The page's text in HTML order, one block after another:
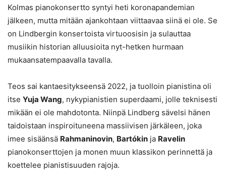
Kolmas pianokonsertto syntyi heti koronapandemian
jälkeen, mutta mitään ajankohtaan viittaavaa siinä ei ole. Se
on Lindbergin konsertoista virtuoosisin ja sulauttaa
musiikin historian alluusioita nyt-hetken hurmaan
mukaansatempaavalla tavalla.
Teos sai kantaesitykseensä 2022, ja tuolloin pianistina oli
itse Yuja Wang, nykypianistien superdaami, jolle teknisesti
mikään ei ole mahdotonta. Niinpä Lindberg sävelsi hänen
taidoistaan inspiroituneena massiivisen järkäleen, joka
imee sisäänsä Rahmaninovin, Bartókin ja Ravelin
pianokonserttojen ja monen muun klassikon perinnettä ja
koettelee pianistisuuden rajoja.